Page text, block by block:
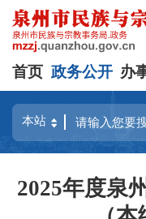
首页 政务公开 办
2025年度泉